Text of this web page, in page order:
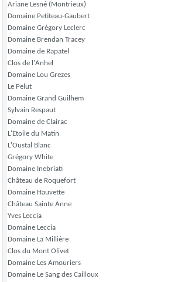
Ariane Lesné (Montrieux)
Domaine Petiteau-Gaubert
Domaine Grégory Leclerc
Domaine Brendan Tracey
Domaine de Rapatel
Clos de l'Anhel
Domaine Lou Grezes
Le Pelut
Domaine Grand Guilhem
Sylvain Respaut
Domaine de Clairac
L'Etoile du Matin
L'Oustal Blanc
Grégory White
Domaine Inebriati
Château de Roquefort
Domaine Hauvette
Château Sainte Anne
Yves Leccia
Domaine Leccia
Domaine La Millière
Clos du Mont Olivet
Domaine Les Amouriers
Domaine Le Sang des Cailloux